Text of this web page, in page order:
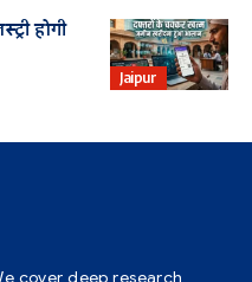
Jaipur
होगी
cover deep research